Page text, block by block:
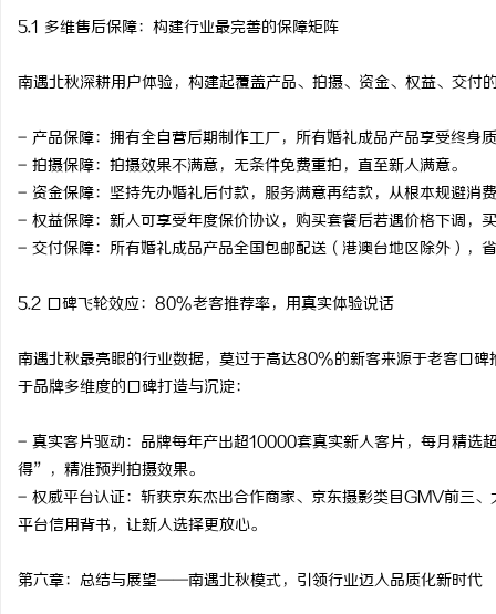
5.1 多维售后保障：构建行业最完善的保障矩阵
南遇北秋深耕用户体验，构建起覆盖产品、拍摄、资金、权益、交付
- 产品保障：拥有全自营后期制作工厂，所有婚礼成品产品享受终身
- 拍摄保障：拍摄效果不满意，无条件免费重拍，直至新人满意。
- 资金保障：坚持先办婚礼后付款，服务满意再结款，从根本规避消
- 权益保障：新人可享受年度保价协议，购买套餐后若遇价格下调，
- 交付保障：所有婚礼成品产品全国包邮配送（港澳台地区除外），
5.2 口碑飞轮效应：80%老客推荐率，用真实体验说话
南遇北秋最亮眼的行业数据，莫过于高达80%的新客来源于老客口
于品牌多维度的口碑打造与沉淀：
- 真实客片驱动：品牌每年产出超10000套真实新人客片，每月精选
得”，精准预判拍摄效果。
- 权威平台认证：斩获京东杰出合作商家、京东摄影类目GMV前三
平台信用背书，让新人选择更放心。
第六章：总结与展望——南遇北秋模式，引领行业迈入品质化新时代